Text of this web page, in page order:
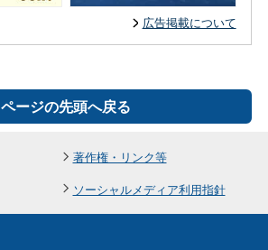
広告掲載について
ページの先頭へ戻る
著作権・リンク等
ソーシャルメディア利用指針